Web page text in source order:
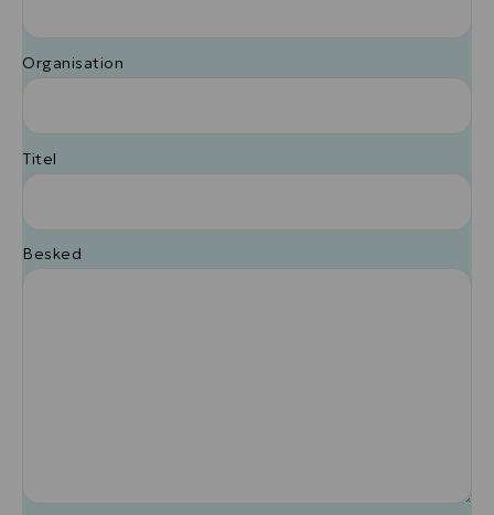
Organisation
Titel
Besked